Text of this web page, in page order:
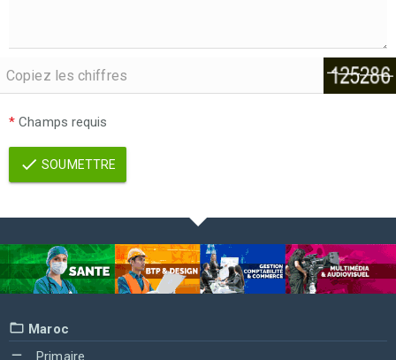
* Champs requis
SOUMETTRE
Maroc
Primaire